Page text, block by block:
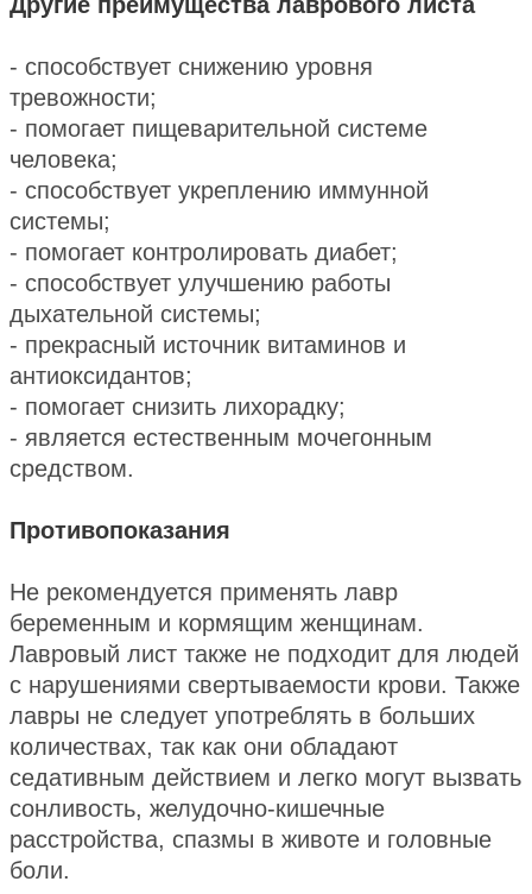
- способствует снижению уровня
тревожности;
- помогает пищеварительной системе
человека;
- способствует укреплению иммунной
системы;
- помогает контролировать диабет;
- способствует улучшению работы
дыхательной системы;
- прекрасный источник витаминов и
антиоксидантов;
- помогает снизить лихорадку;
- является естественным мочегонным
средством.
Противопоказания
Не рекомендуется применять лавр
беременным и кормящим женщинам.
Лавровый лист также не подходит для людей
с нарушениями свертываемости крови. Также
лавры не следует употреблять в больших
количествах, так как они обладают
седативным действием и легко могут вызвать
сонливость, желудочно-кишечные
расстройства, спазмы в животе и головные
боли.